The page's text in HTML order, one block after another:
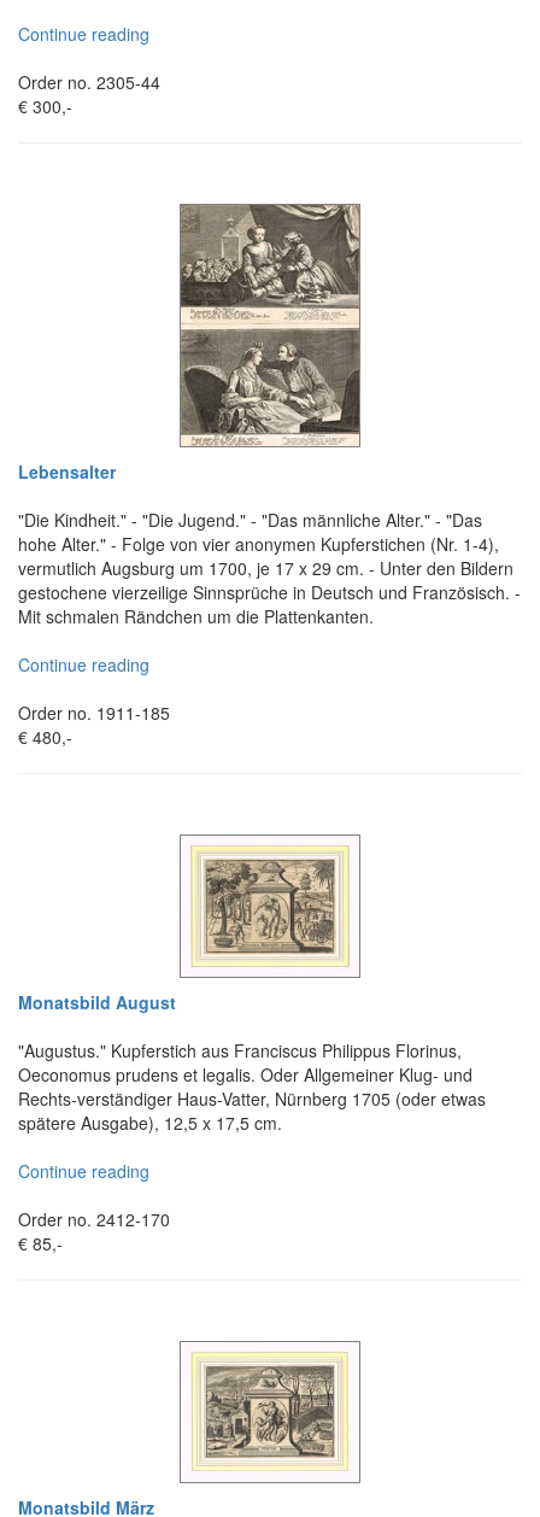
Continue reading
Order no. 2305-44
€ 300,-
Lebensalter
"Die Kindheit." - "Die Jugend." - "Das männliche Alter." - "Das
hohe Alter." - Folge von vier anonymen Kupferstichen (Nr. 1-4),
vermutlich Augsburg um 1700, je 17 x 29 cm. - Unter den Bildern
gestochene vierzeilige Sinnsprüche in Deutsch und Französisch. -
Mit schmalen Rändchen um die Plattenkanten.
Continue reading
Order no. 1911-185
€ 480,-
Monatsbild August
"Augustus." Kupferstich aus Franciscus Philippus Florinus,
Oeconomus prudens et legalis. Oder Allgemeiner Klug- und
Rechts-verständiger Haus-Vatter, Nürnberg 1705 (oder etwas
spätere Ausgabe), 12,5 x 17,5 cm.
Continue reading
Order no. 2412-170
€ 85,-
Monatsbild März